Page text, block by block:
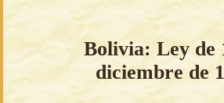
Bolivia: Ley de
diciembre de